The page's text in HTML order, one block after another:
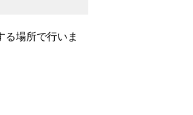
場所で行いま